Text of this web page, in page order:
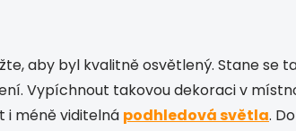
aby byl kvalitně osvětlený. Stane se
Vypíchnout takovou dekoraci v
i méně viditelná podhledová světla.